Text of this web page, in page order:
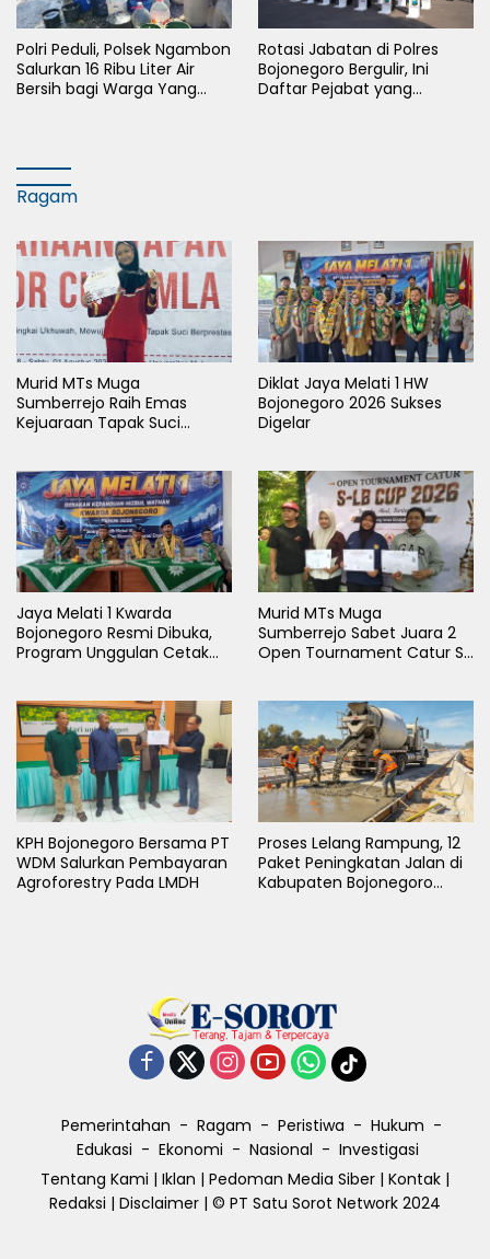
Polri Peduli, Polsek Ngambon
Salurkan 16 Ribu Liter Air
Bersih bagi Warga Yang
Rotasi Jabatan di Polres
Bojonegoro Bergulir, Ini
Daftar Pejabat yang
Ragam
Murid MTs Muga
Sumberrejo Raih Emas
Kejuaraan Tapak Suci
Diklat Jaya Melati 1 HW
Bojonegoro 2026 Sukses
Digelar
Jaya Melati 1 Kwarda
Bojonegoro Resmi Dibuka,
Program Unggulan Cetak
Murid MTs Muga
Sumberrejo Sabet Juara 2
Open Tournament Catur S-
KPH Bojonegoro Bersama PT
WDM Salurkan Pembayaran
Agroforestry Pada LMDH
Proses Lelang Rampung, 12
Paket Peningkatan Jalan di
Kabupaten Bojonegoro
Pemerintahan Ragam Peristiwa
Hukum
Edukasi
Ekonomi Nasional
Investigasi
Tentang Kami | Iklan | Pedoman Media Siber | Kontak |
Redaksi | Disclaimer | © PT Satu Sorot Network 2024